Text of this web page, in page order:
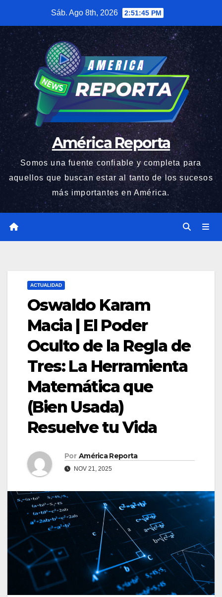
contenido
Sáb. Ago 8th, 2026 2:51:47 PM
América Reporta
Somos una fuente confiable y completa para
aquellos que buscan estar al tanto de los sucesos
más importantes en América.
ACTUALIDAD
Oswaldo Karam
Macia | El Poder
Oculto de la Regla de
Tres: La Herramienta
Matemática que
(Bien Usada)
Resuelve tu Vida
Por América Reporta
NOV 21, 2025